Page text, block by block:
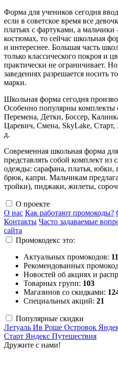
Форма для учеников сегодня
если в советское время все
платьях с фартуками, а
костюмах, то сейчас школьная
и интереснее. Большая часть
только классического покроя и
практически не ограничивает.
заведениях разрешается носить
марки.
Школьная форма сегодня
Особенно популярны комплекты
Перемена, Детки, Боссер,
Царевич, Смена, SkyLake,
д.
Современная школьная форма
представлять собой комплект
одежды: сарафана, платья, юбки,
брюк, капри. Мальчикам
тройки), пиджаки, жилеты,
О проекте
О нас Как работают промокоды?
Контакты Часто задаваемые
сайта
Промокодекс это:
Актуальных промокодов:
Рекомендованных
Новостей об акциях и
Товарных групп: 103
Магазинов со скидками:
Специальных акций: 21
Популярные скидки
Летуаль Ив Роше Островок
Старт Яндекс Путешествия
Дружите с нами!